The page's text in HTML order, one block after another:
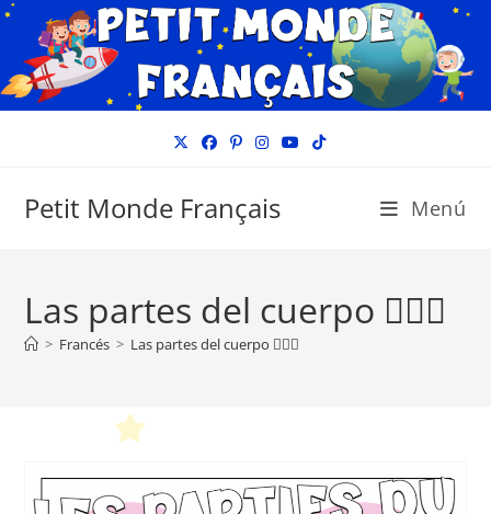
Petit Monde Français Menú
Las partes del cuerpo 🤸🏼‍♀️
> Francés > Las partes del cuerpo 🤸🏼‍♀️